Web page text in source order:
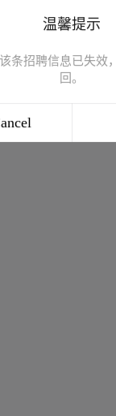
温馨提示
条招聘信息已失效
回。